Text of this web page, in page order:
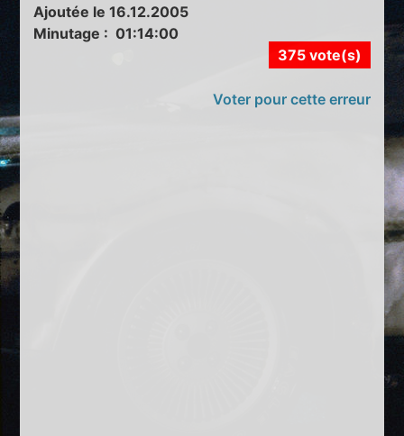
Ajoutée le 16.12.2005
Minutage : 01:14:00
375 vote(s)
Voter pour cette erreur